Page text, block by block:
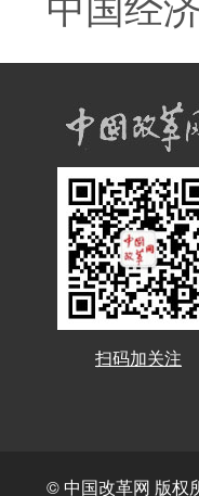
扫码加关注
© 中国改革网 版权